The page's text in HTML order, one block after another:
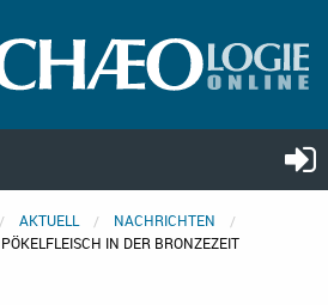
AKTUELL
NACHRICHTEN
IN DER BRONZEZEIT